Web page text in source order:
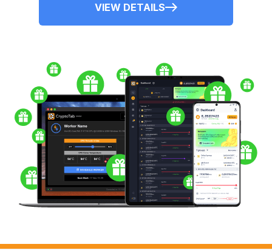
VIEW DETAILS